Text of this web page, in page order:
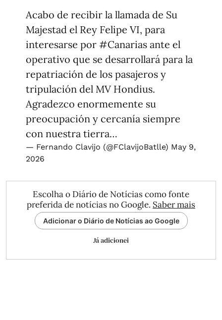
Acabo de recibir la llamada de Su
Majestad el Rey Felipe VI, para
interesarse por #Canarias ante el
operativo que se desarrollará para la
repatriación de los pasajeros y
tripulación del MV Hondius.
Agradezco enormemente su
preocupación y cercanía siempre
con nuestra tierra…
— Fernando Clavijo (@FClavijoBatlle) May 9,
2026
Escolha o Diário de Notícias como fonte
preferida de notícias no Google. Saber mais
Adicionar o Diário de Notícias ao Google
Já adicionei